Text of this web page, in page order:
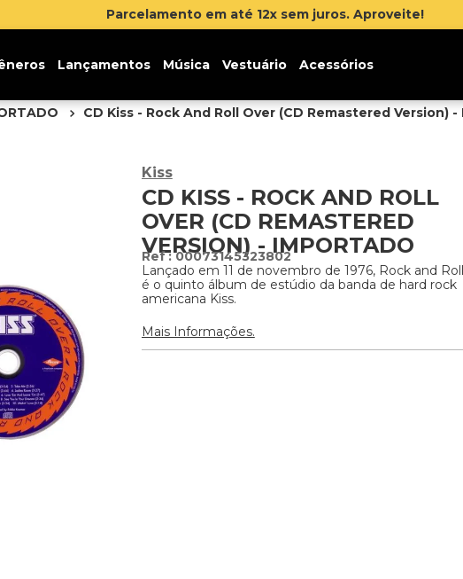
Parcelamento em até 12x sem juros. Aproveite!
Lançamentos Música Vestuário Acessórios
CD Kiss - Rock And Roll Over (CD Remastered Version)
Kiss
CD KISS - ROCK AND ROLL
OVER (CD REMASTERED
VERSION) - IMPORTADO
:00073145323802
Lançado em 11 de novembro de 1976, Rock and
é o quinto álbum de estúdio da banda de hard rock
americana Kiss.
Mais Informações.